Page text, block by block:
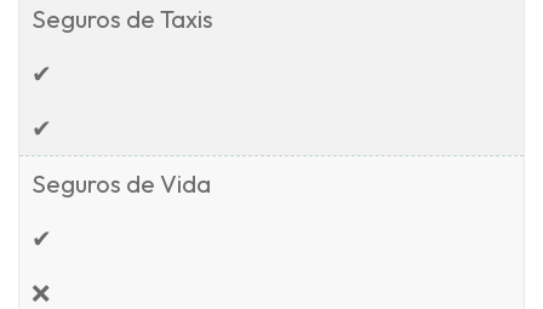
Seguros de Taxis
✔
✔
Seguros de Vida
✔
❌